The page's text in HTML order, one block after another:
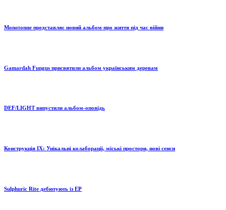
Monotonne представляє новий альбом про життя під час війни
Gamardah Fungus присвятили альбом українським деревам
DEF/LIGHT випустили альбом-оповідь
Конструкція ІХ: Унікальні колаборації, міські простори, нові сенси
Sulphuric Rite дебютують із EP